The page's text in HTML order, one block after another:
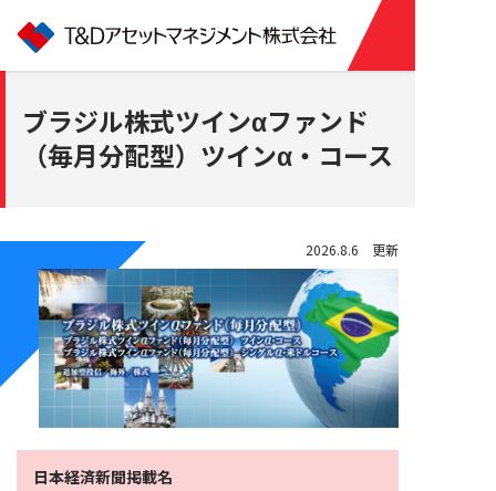
ブラジル株式ツインαファンド
（毎月分配型）ツインα・コース
2026.8.6 更新
日本経済新聞掲載名